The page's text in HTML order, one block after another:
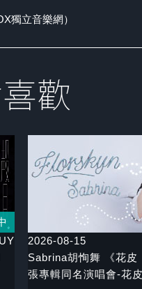
獨立音樂網）
2026-08-15
Sabrina胡恂舞 《花
張專輯同名演唱會-花